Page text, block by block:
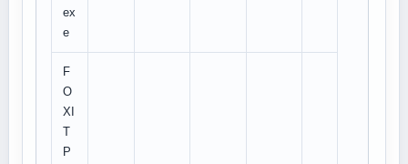
ex
e
F
O
XI
T
P